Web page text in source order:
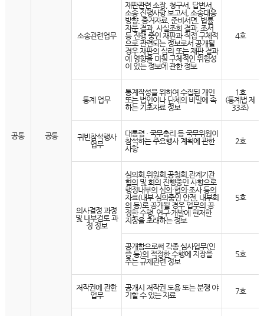
공통 공통
소송관련업무
재판관련 소장, 청구서, 답변서,
소송 진행사항 보고서, 소송대응
방향, 증거자료, 준비서면, 법률
자문 결과, 사실조회 결과, 조서
등 진행 중인 재판과 직접 구체적
으로 관련되는 정보로서 공개될
경우 재판의 심리 또는 재판 결과
에 영향을 미칠 구체적인 위험성
이 있는 정보에 관한 정보
4호
통계 업무
통계작성을 위하여 수집된 개인
또는 법인이나 단체의 비밀에 속
하는 기초자료 정보
1호
(통계법 제
33조)
귀빈참석행사
업무
대통령 · 국무총리 등 국무위원이
참석하는 주요행사 계획에 관한
사항
2호
의사결정 과정
및 내부검토 과
정 정보
심의회,위원회,공청회,관계기관
협의 및 회의 진행중인 사항으로
행정내부의 심의·협의·조사 등의
자료(내부 심의중인 안전, 내부회
의 등)로 공개될 경우 업무의 공
정한 수행, 연구·개발에 현저한
지장을 초래하는 정보
5호
공개함으로써 각종 심사업무(인
증 등)의 적정한 수행에 지장을
주는 규제관련 정보
5호
저작권에 관한
업무
공개시 저작권 도용 또는 분쟁 야
기할 수 있는 자료
7호